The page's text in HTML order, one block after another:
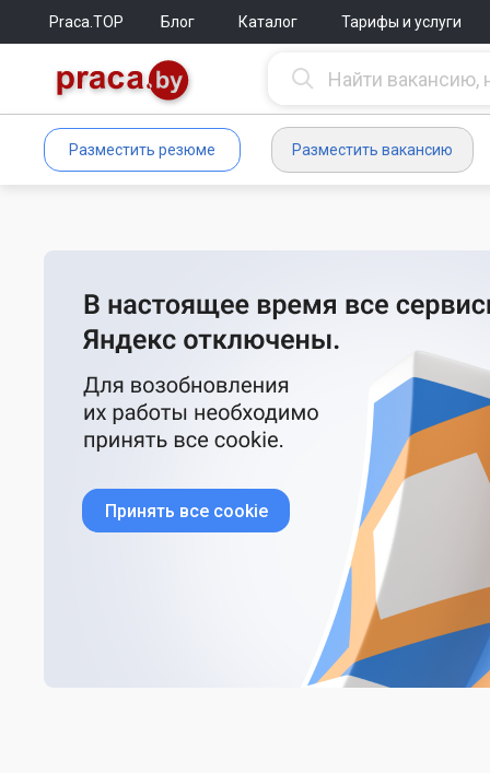
Praca.TOP Блог Каталог Тарифы и услуги
Разместить резюме Разместить вакансию
Принять все cookie